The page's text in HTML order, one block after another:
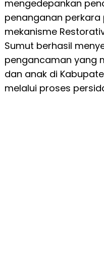
mengedepankan
penanganan perkara
mekanisme
Sumut berhasil
pengancaman yang
dan anak di
melalui proses